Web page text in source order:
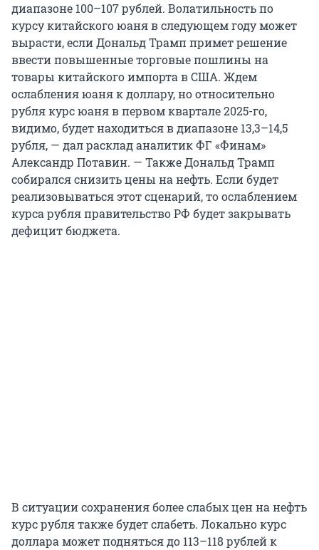
диапазоне 100–107 рублей. Волатильность по
курсу китайского юаня в следующем году может
вырасти, если Дональд Трамп примет решение
ввести повышенные торговые пошлины на
товары китайского импорта в США. Ждем
ослабления юаня к доллару, но относительно
рубля курс юаня в первом квартале 2025-го,
видимо, будет находиться в диапазоне 13,3–14,5
рубля, — дал расклад аналитик ФГ «Финам»
Александр Потавин. — Также Дональд Трамп
собирался снизить цены на нефть. Если будет
реализовываться этот сценарий, то ослаблением
курса рубля правительство РФ будет закрывать
дефицит бюджета.
В ситуации сохранения более слабых цен на нефть
курс рубля также будет слабеть. Локально курс
доллара может подняться до 113–118 рублей к